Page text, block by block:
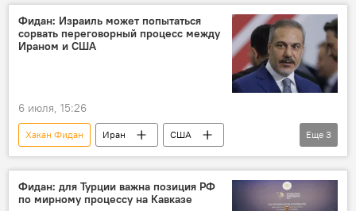
Фидан: Израиль может попытаться
сорвать переговорный процесс между
Ираном и США
6 июля, 15:26
Хакан Фидан Иран
США
Турция
МИД Турции
Ормузский пролив
Еще 3
Фидан: для Турции важна позиция РФ
по мирному процессу на Кавказе